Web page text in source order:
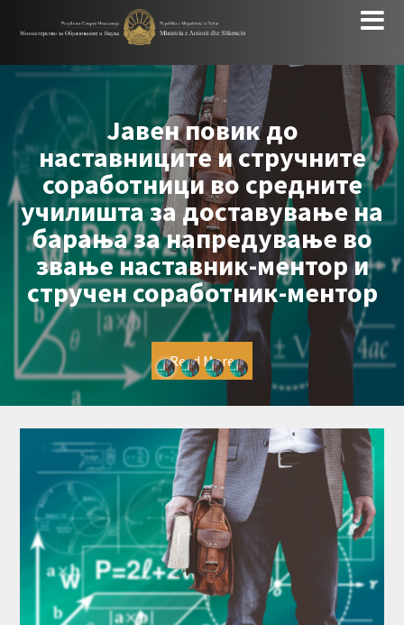
на
во
и
Јавен повик
наставниците,
наставниците-
стручните
основните
доставување на
напредување во
наставник-
наставник-
стручен